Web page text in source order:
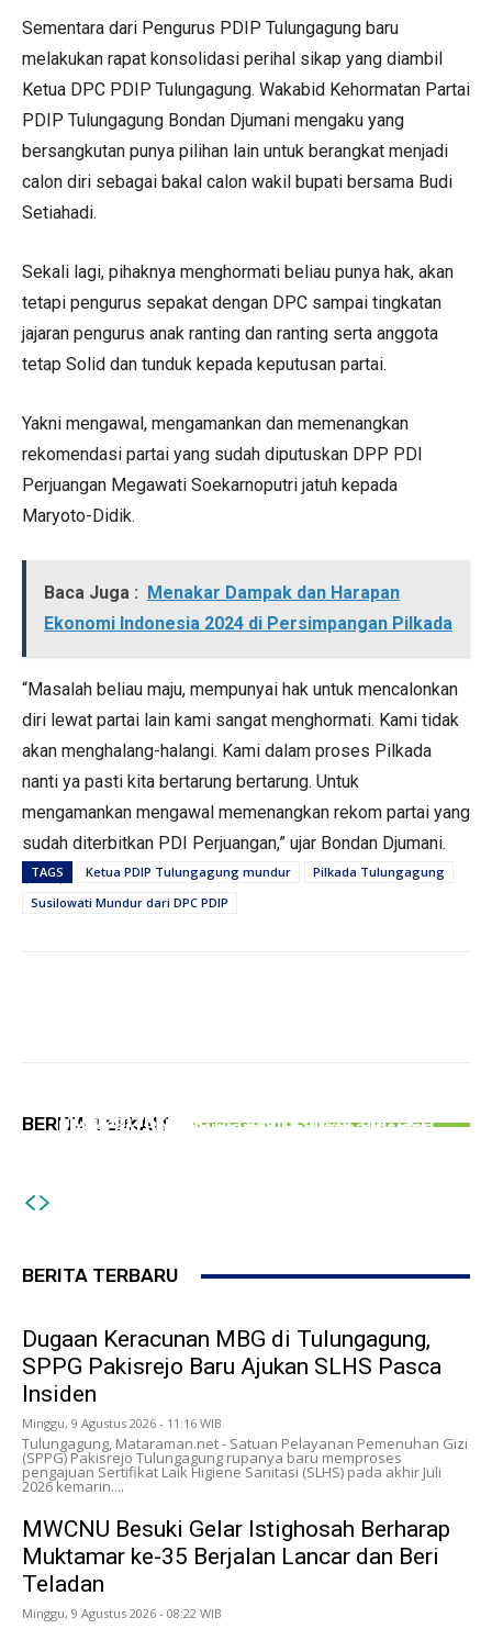
Sementara dari Pengurus PDIP Tulungagung baru
melakukan rapat konsolidasi perihal sikap yang diambil
Ketua DPC PDIP Tulungagung. Wakabid Kehormatan Partai
PDIP Tulungagung Bondan Djumani mengaku yang
bersangkutan punya pilihan lain untuk berangkat menjadi
calon diri sebagai bakal calon wakil bupati bersama Budi
Setiahadi.
Sekali lagi, pihaknya menghormati beliau punya hak, akan
tetapi pengurus sepakat dengan DPC sampai tingkatan
jajaran pengurus anak ranting dan ranting serta anggota
tetap Solid dan tunduk kepada keputusan partai.
Yakni mengawal, mengamankan dan memenangkan
rekomendasi partai yang sudah diputuskan DPP PDI
Perjuangan Megawati Soekarnoputri jatuh kepada
Maryoto-Didik.
Baca Juga : Menakar Dampak dan Harapan
Ekonomi Indonesia 2024 di Persimpangan Pilkada
“Masalah beliau maju, mempunyai hak untuk mencalonkan
diri lewat partai lain kami sangat menghormati. Kami tidak
akan menghalang-halangi. Kami dalam proses Pilkada
nanti ya pasti kita bertarung bertarung. Untuk
mengamankan mengawal memenangkan rekom partai yang
sudah diterbitkan PDI Perjuangan,” ujar Bondan Djumani.
(mad)
TAGS Ketua PDIP Tulungagung mundur
Pilkada Tulungagung
Susilowati Mundur dari DPC PDIP
BERITA TERKAIT
Pakisrejo Baru Ajukan SLHS Pasca Insiden
Muktamar ke-35 Berjalan Lancar dan Beri
Sasar Bendera Rusak, PWI Bersama
Bakesbangpol Tulungagung Bagikan 150
BERITA TERBARU
Dugaan Keracunan MBG di Tulungagung,
SPPG Pakisrejo Baru Ajukan SLHS Pasca
Insiden
Minggu, 9 Agustus 2026 - 11:16 WIB
Tulungagung, Mataraman.net - Satuan Pelayanan Pemenuhan Gizi
(SPPG) Pakisrejo Tulungagung rupanya baru memproses
pengajuan Sertifikat Laik Higiene Sanitasi (SLHS) pada akhir Juli
2026 kemarin....
MWCNU Besuki Gelar Istighosah Berharap
Muktamar ke-35 Berjalan Lancar dan Beri
Teladan
Minggu, 9 Agustus 2026 - 08:22 WIB